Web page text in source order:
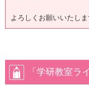
よろしくお願いいたしま
「学研教室ラ